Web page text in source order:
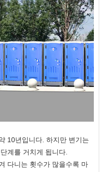
10년입니다. 하지만 변기는
계를 거치게 됩니다.
다니는 횟수가 많을수록 마